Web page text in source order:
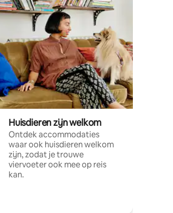
Huisdieren zijn welkom
Ontdek accommodaties
waar ook huisdieren welkom
zijn, zodat je trouwe
viervoeter ook mee op reis
kan.